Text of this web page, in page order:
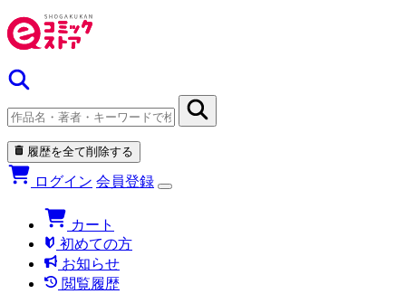
履歴を全て削除する
ログイン 会員登録
カート
初めての方
お知らせ
閲覧履歴